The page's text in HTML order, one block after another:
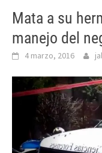
Mata a su
manejo del
4 marzo, 2016